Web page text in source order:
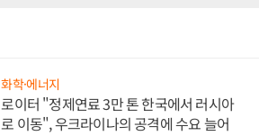
화학·에너지
로이터 "정제연료 3만 톤 한국에서 러시아
로 이동", 우크라이나의 공격에 수요 늘어